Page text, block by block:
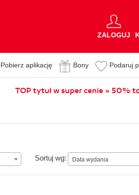
ZALOGUJ
Pobierz aplikację Bony Podaruj
TOP tytuł w super cenie » 50%
Sortuj wg: Data wydania
Data wydania